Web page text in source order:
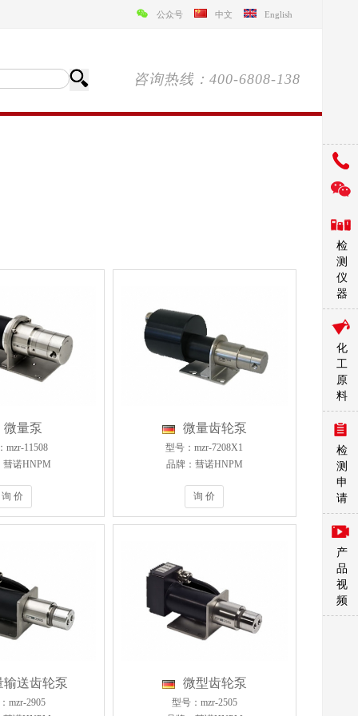
公众号 中文 English
咨询热线：400-6808-138
微量泵
mzr-11508
彗诺HNPM
询 价
微量齿轮泵
型号：mzr-7208X1
品牌：彗诺HNPM
询 价
输送齿轮泵
mzr-2905
微型齿轮泵
型号：mzr-2505
检
测
仪
器
化
工
原
料
检
测
申
请
产
品
视
频